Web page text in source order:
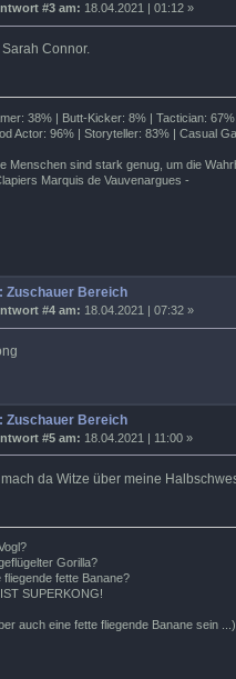
#3 am: 18.04.2021 | 01:12 »
Connor.
38% | Butt-Kicker: 8% | Tactician:
96% | Storyteller: 83% | Casual
Menschen sind stark genug, um die
Marquis de Vauvenargues -
Zuschauer Bereich
#4 am: 18.04.2021 | 07:32 »
Zuschauer Bereich
#5 am: 18.04.2021 | 11:00 »
mach da Witze über meine
Gorilla?
fliegende fette Banane?
SUPERKONG!
auch eine fette fliegende Banane sein ...)